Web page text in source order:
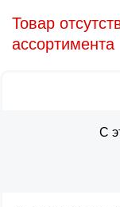
Товар
ассортимента
С